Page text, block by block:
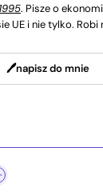
. Pisze o
UE i nie tylko. Robi
napisz do mnie